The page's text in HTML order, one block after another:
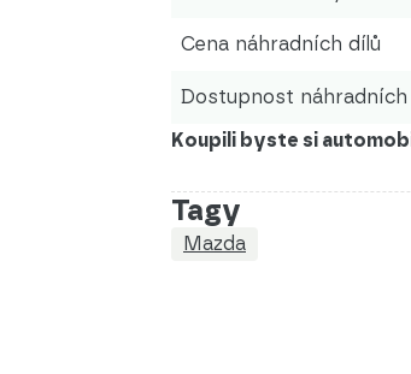
Cena náhradních dílů
Dostupnost náhradních
Koupili byste si
Tagy
Mazda